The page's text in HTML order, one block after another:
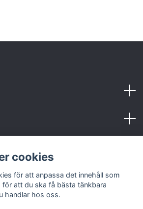
cookies
för att anpassa det innehåll som
att du ska få bästa tänkbara
handlar hos oss.